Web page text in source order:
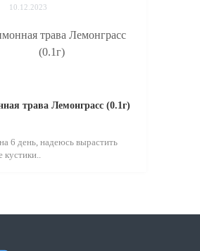
10.12.2023
трава Лемонграсс (0.1г)
6 день, надеюсь вырастить
кустики..